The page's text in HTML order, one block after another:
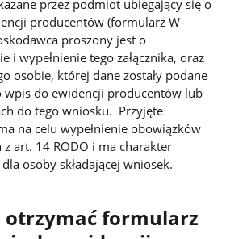
przez podmiot ubiegający się o
producentów (formularz W-
proszony jest o
i wypełnienie tego załącznika, oraz
osobie, której dane zostały podane
wpis do ewidencji producentów lub
do tego wniosku. Przyjęte
na celu wypełnienie obowiązków
art. 14 RODO i ma charakter
osoby składającej wniosek.
otrzymać formularz